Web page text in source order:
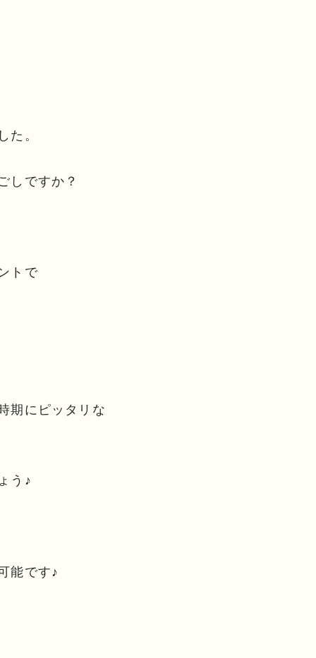
た。
しですか？
トで
期にピッタリな
う♪
能です♪